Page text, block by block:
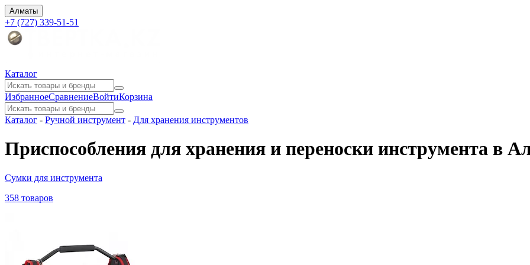
Алматы
+7 (727) 339-51-51
Каталог
ИзбранноеСравнениеВойтиКорзина
Каталог - Ручной инструмент - Для хранения инструментов
Приспособления для хранения и переноски инструмента в
Сумки для инструмента
358 товаров